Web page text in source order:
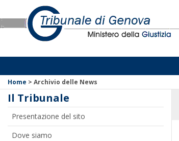
Home > Archivio delle News
Il Tribunale
Presentazione del sito
Dove siamo